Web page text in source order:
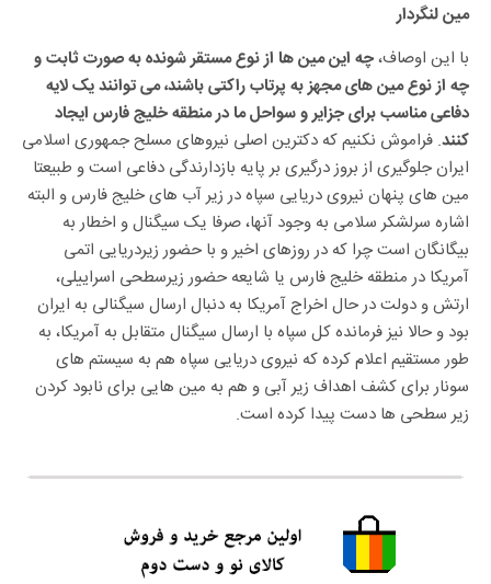
مین لنگردار
با این اوصاف،چه این مین ها از نوع مستقر شونده به صورت ثابت و
چه از نوع مین های مجهز به پرتاب راکتی باشند، می توانند یک لایه
دفاعی مناسب برای جزایر و سواحل ما در منطقه خلیج فارس ایجاد
کنند. فراموش نکنیم که دکترین اصلی نیروهای مسلح جمهوری اسلامی
ایران جلوگیری از بروز درگیری بر پایه بازدارندگی دفاعی است و طبیعتا
مین های پنهان نیروی دریایی سپاه در زیر آب های خلیج فارس و البته
اشاره سرلشکر سلامی به وجود آنها، صرفا یک سیگنال و اخطار به
بیگانگان است چرا که در روزهای اخیر و با حضور زیردریایی اتمی
آمریکا در منطقه خلیج فارس یا شایعه حضور زیرسطحی اسراییلی،
ارتش و دولت در حال اخراج آمریکا به دنبال ارسال سیگنالی به ایران
بود و حالا نیز فرمانده کل سپاه با ارسال سیگنال متقابل به آمریکا، به
طور مستقیم اعلام کرده که نیروی دریایی سپاه هم به سیستم های
سونار برای کشف اهداف زیر آبی و هم به مین هایی برای نابود کردن
زیر سطحی ها دست پیدا کرده است.